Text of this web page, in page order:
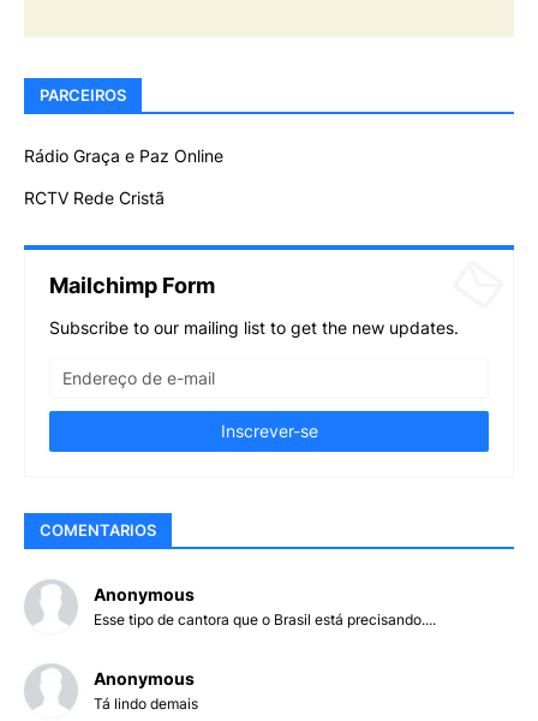
PARCEIROS
Rádio Graça e Paz Online
RCTV Rede Cristã
Mailchimp Form
Subscribe to our mailing list to get the new updates.
COMENTARIOS
Anonymous
Esse tipo de cantora que o Brasil está precisando....
Anonymous
Tá lindo demais